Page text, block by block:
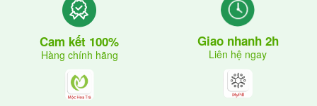
Cam kết 100%
Hàng chính hãng
Giao nhanh 2h
Liên hệ ngay